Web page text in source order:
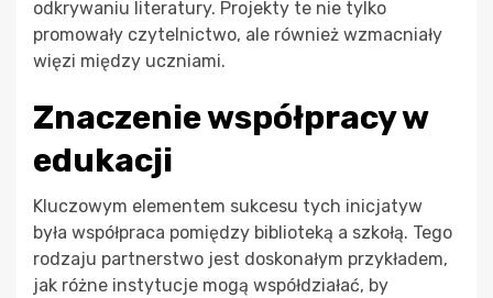
odkrywaniu literatury. Projekty te nie tylko
promowały czytelnictwo, ale również wzmacniały
więzi między uczniami.
Znaczenie współpracy w
edukacji
Kluczowym elementem sukcesu tych inicjatyw
była współpraca pomiędzy biblioteką a szkołą. Tego
rodzaju partnerstwo jest doskonałym przykładem,
jak różne instytucje mogą współdziałać, by